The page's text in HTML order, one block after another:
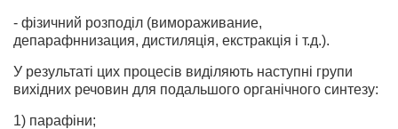
- фізичний розподіл (вимораживание,
депарафннизация, дистиляція, екстракція і т.д.).
У результаті цих процесів виділяють наступні групи
вихідних речовин для подальшого органічного синтезу:
1) парафіни;